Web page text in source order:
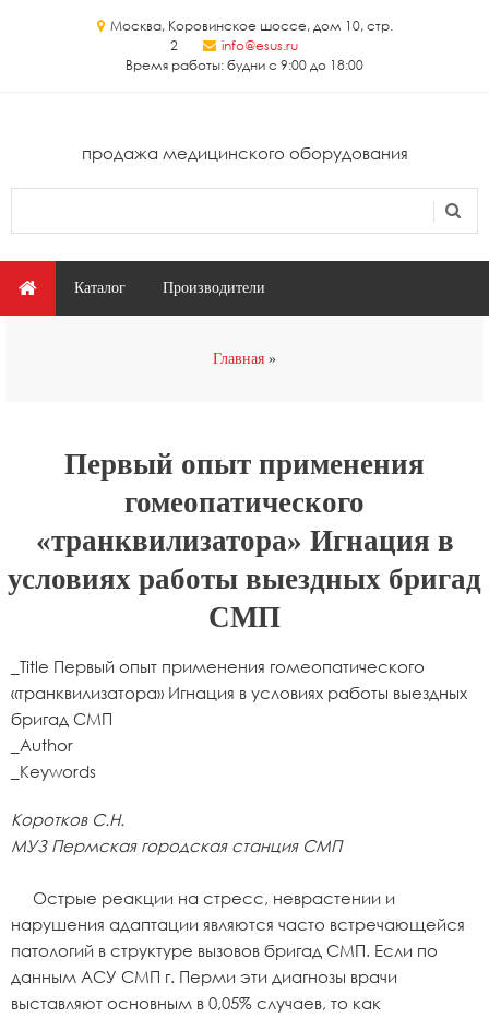
Москва, Коровинское шоссе, дом 10, стр.
2
info@esus.ru
Время работы: будни с 9:00 до 18:00
продажа медицинского оборудования
Главное меню
Каталог Производители
Главная
Первый опыт применения
гомеопатического
«транквилизатора» Игнация в
условиях работы выездных бригад
СМП
_Title Первый опыт применения гомеопатического
«транквилизатора» Игнация в условиях работы выездных
бригад СМП
_Author
_Keywords
Коротков С.Н.
МУЗ Пермская городская станция СМП
Острые реакции на стресс, неврастении и
нарушения адаптации являются часто встречающейся
патологий в структуре вызовов бригад СМП. Если по
данным АСУ СМП г. Перми эти диагнозы врачи
выставляют основным в 0,05% случаев, то как